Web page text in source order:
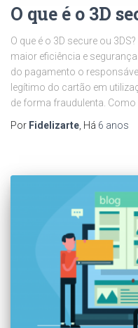
O que é o 3D
O que é o 3D secure ou
maior eficiência e
do pagamento o
legítimo do cartão em
de forma fraudulenta. Como
Por Fidelizarte, Há 6 anos